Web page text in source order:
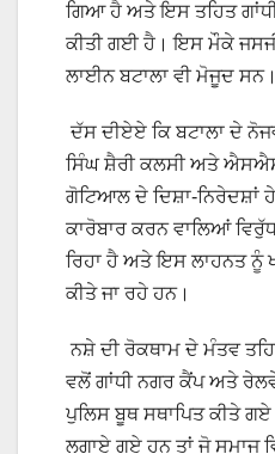
ਗਿਆ ਹੈ ਅਤੇ ਇਸ ਤਹਿਤ
ਕੀਤੀ ਗਈ ਹੈ। ਇਸ ਮੌਕੇ
ਲਾਈਨ ਬਟਾਲਾ ਵੀ ਮੋਜੂਦ ਸਨ।
ਦੱਸ ਦੀਏਏ ਕਿ ਬਟਾਲਾ ਦੇ
ਸਿੰਘ ਸ਼ੈਰੀ ਕਲਸੀ ਅਤੇ
ਗੋਟਿਆਲ ਦੇ ਦਿਸ਼ਾ-ਨਿਰੇਦਸ਼ਾਂ
ਕਾਰੋਬਾਰ ਕਰਨ ਵਾਲਿਆਂ
ਰਿਹਾ ਹੈ ਅਤੇ ਇਸ ਲਾਹਨਤ
ਕੀਤੇ ਜਾ ਰਹੇ ਹਨ।
ਨਸ਼ੇ ਦੀ ਰੋਕਥਾਮ ਦੇ ਮੰਤਵ
ਵਲੋਂ ਗਾਂਧੀ ਨਗਰ ਕੈਂਪ ਅਤੇ
ਪੁਲਿਸ ਬੂਥ ਸਥਾਪਿਤ ਕੀਤੇ
ਲਗਾਏ ਗਏ ਹਨ ਤਾਂ ਜੋ ਸਮਾਜ